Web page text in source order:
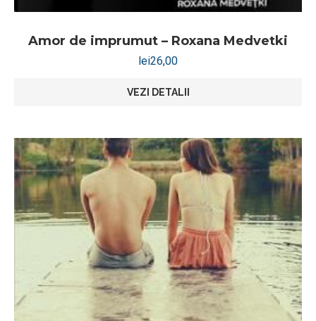
Amor de imprumut – Roxana Medvetki
lei26,00
VEZI DETALII